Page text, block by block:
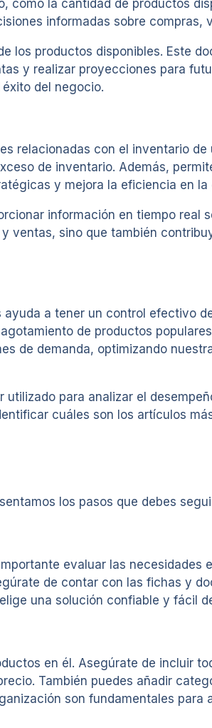
como la cantidad de productos
informadas sobre compras,
los productos disponibles. Este
y realizar proyecciones para
del negocio.
relacionadas con el inventario de
de inventario. Además,
y mejora la eficiencia en la
información en tiempo real
ventas, sino que también
a tener un control efectivo
de productos
de demanda, optimizando
para analizar el
cuáles son los artículos
los pasos que debes
evaluar las necesidades
de contar con las fichas y
una solución confiable y fácil
en él. Asegúrate de incluir
También puedes añadir
son fundamentales para